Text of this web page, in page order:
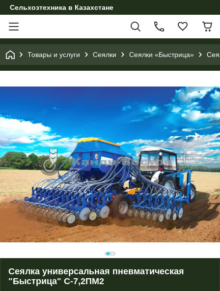
Сельхозтехника в Казахстане
Товары и услуги Сеялки Сеялки «Быстрица»
Сеялка универсальная пневматическая
"Быстрица" С-7,2ПМ2